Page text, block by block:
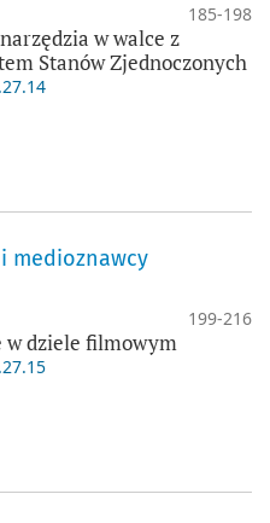
185-198
w walce z
Stanów Zjednoczonych
medioznawcy
199-216
dziele filmowym